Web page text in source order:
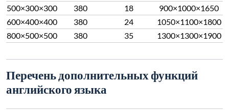
500×300×300
380 18
900×1000×1650
600×400×400
380 24
1050×1100×1800
800×500×500
380 35 1300×1300×1900
Перечень дополнительных функций
английского языка